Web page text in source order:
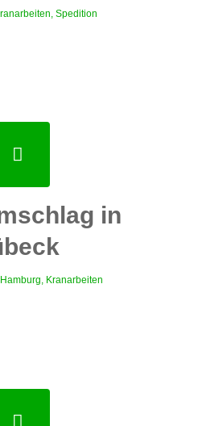
,Spedition
in
Hamburg, Kranarbeiten